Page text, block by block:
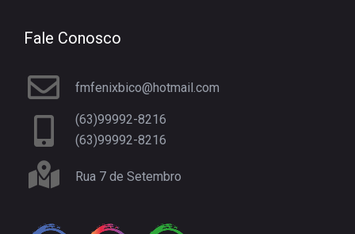
Fale Conosco
fmfenixbico@hotmail.com
(63)99992-8216
(63)99992-8216
Rua 7 de Setembro